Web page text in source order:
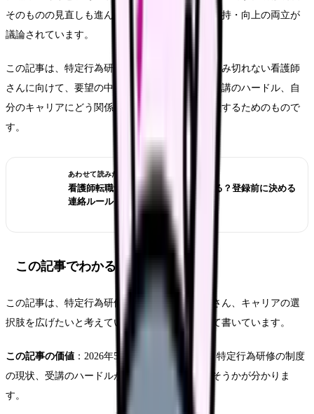
そのものの見直しも進んでおり、効率化と質の維持・向上の両立が
議論されています。
この記事は、特定行為研修に関心はあるけれど踏み切れない看護師
さんに向けて、要望の中身と研修制度の現状、受講のハードル、自
分のキャリアにどう関係するかを実務目線で整理するためのもので
す。
あわせて読みたい
看護師転職サイトは電話なしで使える？登録前に決める
連絡ルール
この記事でわかること
この記事は、特定行為研修に関心がある看護師さん、キャリアの選
択肢を広げたいと考えている看護師さんに向けて書いています。
この記事の価値 ：2026年5月13日の要望の中身、特定行為研修の制度
の現状、受講のハードルがこれからどう変わりそうかが分かりま
す。